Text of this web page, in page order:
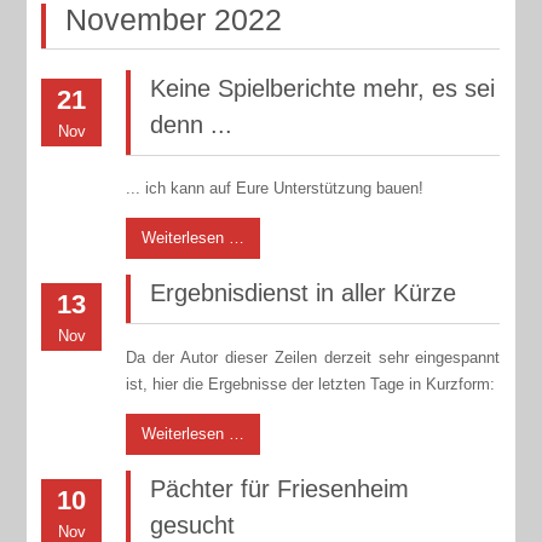
November 2022
21
Nov
Keine Spielberichte mehr, es sei
denn ...
... ich kann auf Eure Unterstützung bauen!
Weiterlesen …
13
Nov
Ergebnisdienst in aller Kürze
Da der Autor dieser Zeilen derzeit sehr eingespannt
ist, hier die Ergebnisse der letzten Tage in Kurzform:
Weiterlesen …
10
Nov
Pächter für Friesenheim
gesucht